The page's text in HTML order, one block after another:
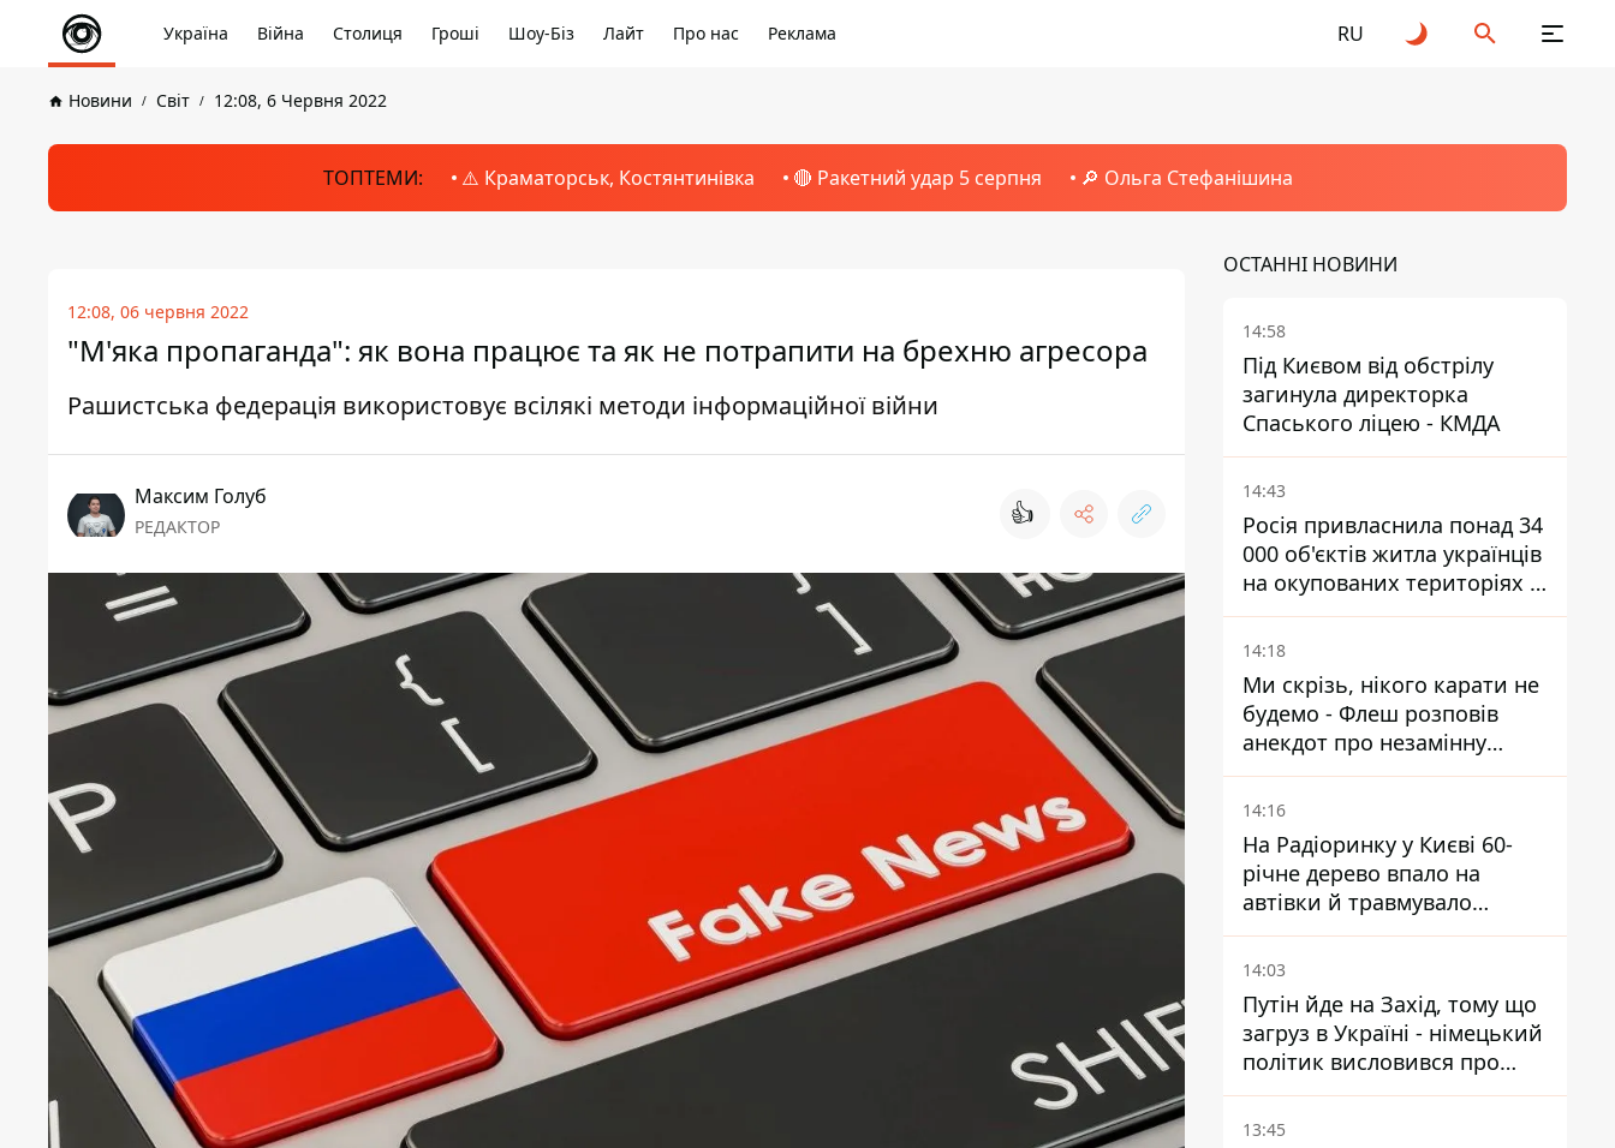
Україна Війна Столиця Гроші Шоу-Біз Лайт Про нас Реклама RU
Новини Світ 12:08, 6 Червня 2022
ТОПТЕМИ: ⚠️ Краматорськ, Костянтинівка 🔴 Ракетний удар 5 серпня 🔎 Ольга Стефанішина
12:08, 06 червня 2022
"М'яка пропаганда": як вона працює та як не потрапити на брехню агресора
Рашистська федерація використовує всілякі методи інформаційної війни
Максим Голуб
РЕДАКТОР 👍
ОСТАННІ НОВИНИ
14:58
Під Києвом від обстрілу
загинула директорка
Спаського ліцею - КМДА
14:43
Росія привласнила понад 34
000 об'єктів житла українців
на окупованих територіях -
розслідування BBC
14:18
Ми скрізь, нікого карати не
будемо - Флеш розповів
анекдот про незамінну
роботу зв’язківців на фронті
14:16
На Радіоринку у Києві 60-
річне дерево впало на
автівки й травмувало
людину - подробиці
14:03
Путін йде на Захід, тому що
загруз в Україні - німецький
політик висловився про
плани РФ
13:45